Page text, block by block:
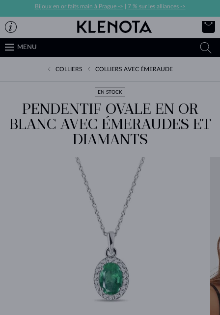
Bijoux en or faits main à Prague -> 7 % sur les alliances ->
MENU
COLLIERS COLLIERS AVEC ÉMERAUDE
EN STOCK
PENDENTIF OVALE EN OR
BLANC AVEC ÉMERAUDES ET
DIAMANTS